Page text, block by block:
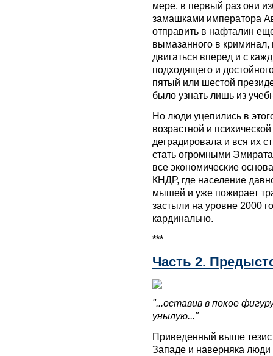
мере, в первый раз они
замашками императора
отправить в нафталин
вымазанного в
двигаться вперед и с
подходящего и
пятый или шестой
было узнать лишь из
Но люди уцепились в
возрастной и
деградировала и вся их
стать огромными
все экономические
КНДР, где население
мышей и уже пожирает
застыли на уровне 2000
кардинально.
***
Часть 2.
"...оставив в покое
унылую..."
Приведенный выше
Западе и наверняка